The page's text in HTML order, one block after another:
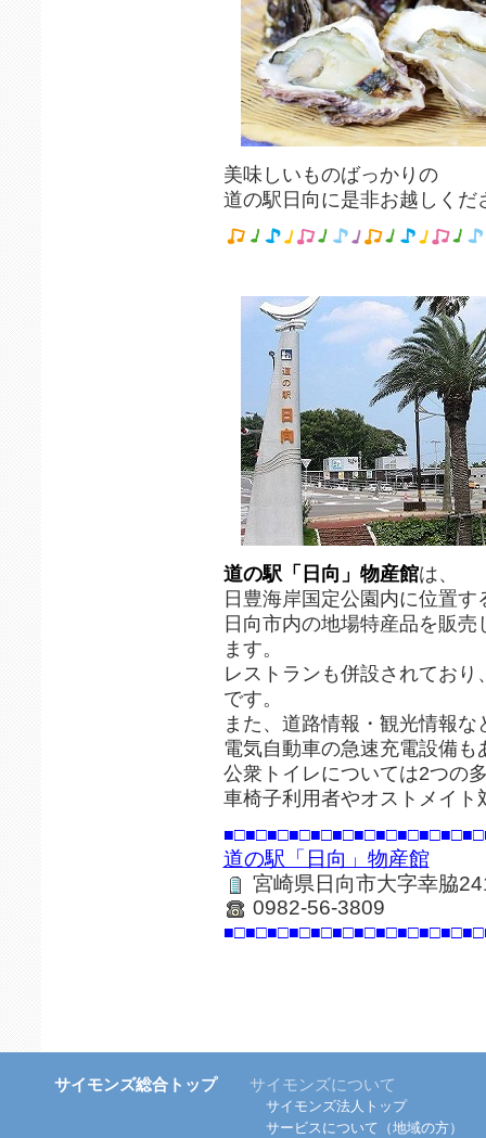
美味しいものばっかりの
道の駅日向に是非お越しくだ
道の駅「日向」物産館は、
日豊海岸国定公園内に位置
日向市内の地場特産品を販
ます。
レストランも併設されてお
です。
また、道路情報・観光情報
電気自動車の急速充電設備も
公衆トイレについては2つの
車椅子利用者やオストメイト
道の駅「日向」物産館
宮崎県日向市大字幸脇
0982-56-3809
サイモンズ総合トップ サイモンズについて
サイモンズ法人トップ
サービスについて（地域の方）